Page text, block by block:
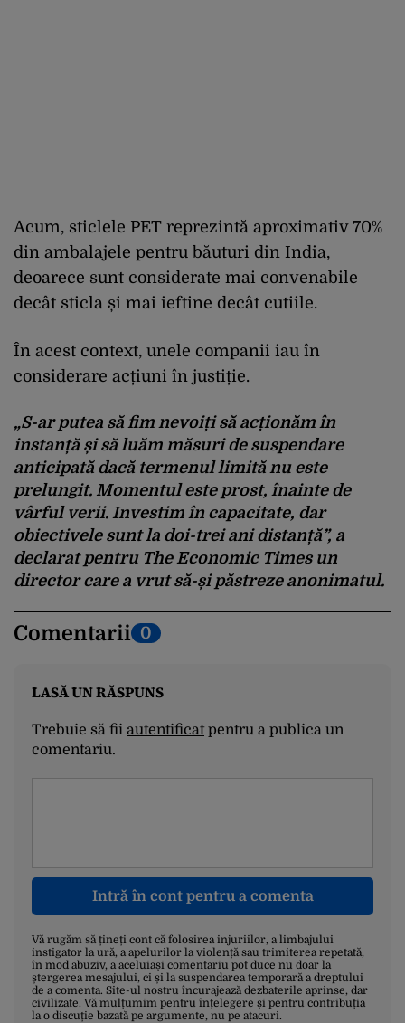
Acum, sticlele PET reprezintă aproximativ 70%
din ambalajele pentru băuturi din India,
deoarece sunt considerate mai convenabile
decât sticla și mai ieftine decât cutiile.
În acest context, unele companii iau în
considerare acțiuni în justiție.
„S-ar putea să fim nevoiți să acționăm în
instanță și să luăm măsuri de suspendare
anticipată dacă termenul limită nu este
prelungit. Momentul este prost, înainte de
vârful verii. Investim în capacitate, dar
obiectivele sunt la doi-trei ani distanță”, a
declarat pentru The Economic Times un
director care a vrut să-și păstreze anonimatul.
Comentarii 0
LASĂ UN RĂSPUNS
Trebuie să fii autentificatpentru a publica un
comentariu.
Intră în cont pentru a comenta
Vă rugăm să țineți cont că folosirea injuriilor, a limbajului
instigator la ură, a apelurilor la violență sau trimiterea repetată,
în mod abuziv, a aceluiași comentariu pot duce nu doar la
ștergerea mesajului, ci și la suspendarea temporară a dreptului
de a comenta. Site-ul nostru încurajează dezbaterile aprinse, dar
civilizate. Vă mulțumim pentru înțelegere și pentru contribuția
la o discuție bazată pe argumente, nu pe atacuri.